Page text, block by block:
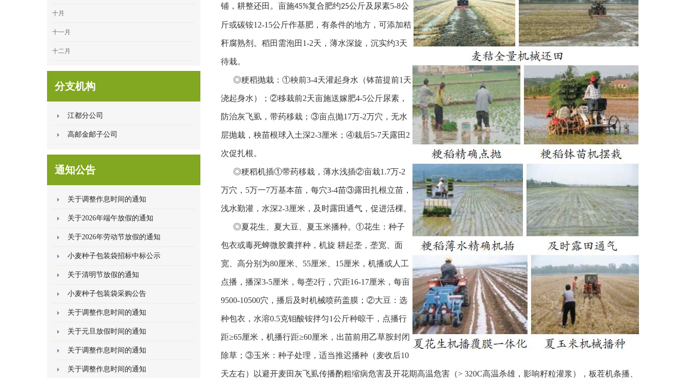
十月
十一月
十二月
分支机构
江都分公司
高邮金邮子公司
通知公告
关于调整作息时间的通知
关于2026年端午放假的通知
关于2026年劳动节放假的通知
小麦种子包装袋招标中标公示
关于清明节放假的通知
小麦种子包装袋采购公告
关于调整作息时间的通知
关于元旦放假时间的通知
关于调整作息时间的通知
关于调整作息时间的通知
铺，耕整还田。亩施45%复合肥约25公斤及尿素5-8公
斤或碳铵12-15公斤作基肥，有条件的地方，可添加秸
秆腐熟剂。稻田需泡田1-2天，薄水深旋，沉实约3天
待栽。
◎粳稻抛栽：①秧前3-4天灌起身水（钵苗提前1天
浇起身水）； ②移栽前2天亩施送嫁肥4-5公斤尿素，
防治灰飞虱，带药移栽； ③亩点抛17万-2万穴，无水
层抛栽，秧苗根球入土深2-3厘米； ④栽后5-7天露田2
次促扎根。
◎粳稻机插①带药移栽，薄水浅插②亩栽1.7万-2
万穴，5万一7万基本苗，每穴3-4苗③露田扎根立苗，
浅水勤灌，水深2-3厘米，及时露田通气，促进活棵。
◎夏花生、夏大豆、夏玉米播种。①花生：种子
包衣或毒死蜱微胶囊拌种，机旋 耕起垄，垄宽、面
宽、高分别为80厘米、55厘米、15厘米， 机播或人工
点播，播深3-5厘米，每垄2行，穴距16-17厘米， 每亩
9500-10500穴，播后及时机械喷药盖膜；②大豆：选
种包衣， 水溶0.5克钼酸铵拌匀1公斤种晾干，点播行
距≥65厘米，机播行距≥60厘米，出苗前用乙草胺封闭
除草；③玉米：种子处理，适当推迟播种（麦收后10
天左右）以避开麦田灰飞虱传播酌粗缩病危害及开花期高温危害（> 320C高温杀雄，影响籽粒灌浆），板茬机条播、